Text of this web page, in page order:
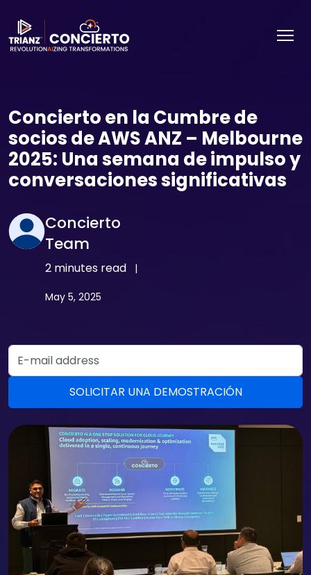
Concierto en la Cumbre de
socios de AWS ANZ – Melbourne
2025: Una semana de impulso y
conversaciones significativas
Concierto
Team
2 minutes read |
May 5, 2025
Email Address